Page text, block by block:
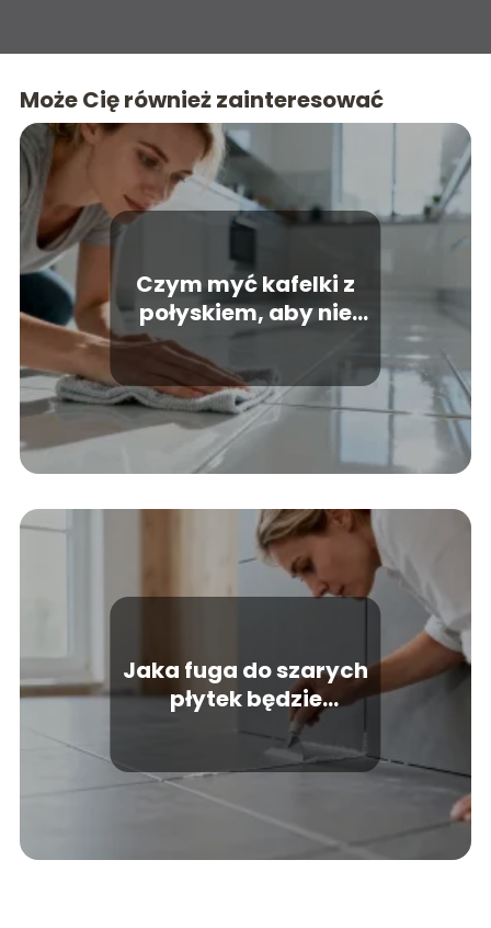
Może Cię również zainteresować
Czym myć kafelki z
połyskiem, aby nie
zostawiać smug?
Jaka fuga do szarych
płytek będzie
najlepsza?